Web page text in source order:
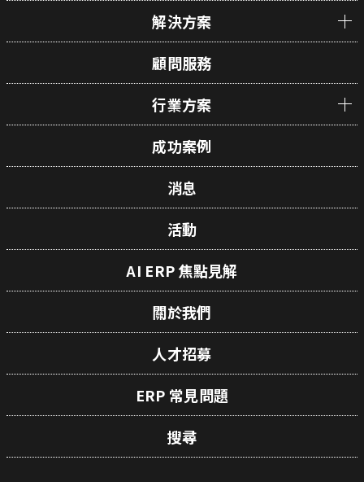
解決方案
顧問服務
行業方案
成功案例
消息
活動
AI ERP 焦點見解
關於我們
人才招募
ERP 常見問題
搜尋